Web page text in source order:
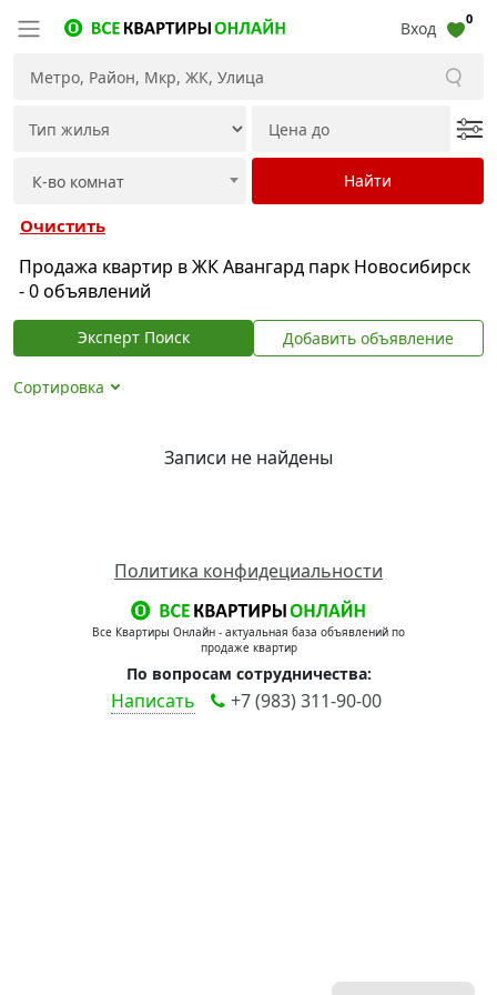
Вход 0
Очистить
Продажа квартир в ЖК Авангард парк Новосибирск
- 0 объявлений
Эксперт Поиск Добавить объявление
Сортировка
Записи не найдены
Политика конфидециальности
Все Квартиры Онлайн - актуальная база объявлений по
продаже квартир
По вопросам сотрудничества:
Написать +7 (983) 311-90-00